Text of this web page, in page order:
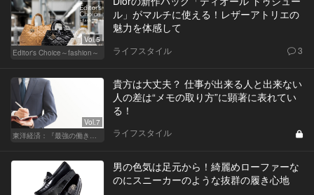
Vol.5
Editor's Choice～fashion～
ル」がマルチに使える！レザーアトリエの
魅力を体感して
ライフスタイル 3
Vol.7
東洋経済：『最強の働き方』『一流の育て方』
貴方は大丈夫？ 仕事が出来る人と出来ない
人の差は“メモの取り方”に顕著に表れてい
る！
ライフスタイル
男の色気は足元から！綺麗めローファーな
のにスニーカーのような抜群の履き心地